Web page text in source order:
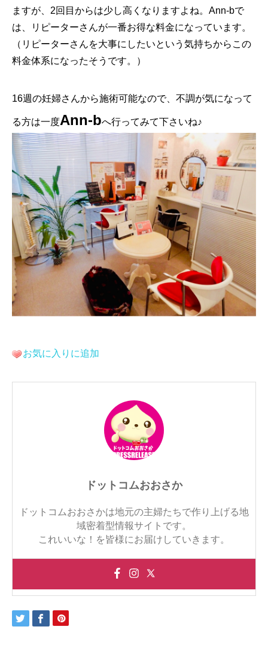
ますが、2回目からは少し高くなりますよね。Ann-bで
は、リピーターさんが一番お得な料金になっています。
（リピーターさんを大事にしたいという気持ちからこの
料金体系になったそうです。）
16週の妊婦さんから施術可能なので、不調が気になって
る方は一度Ann-bへ行ってみて下さいね♪
お気に入りに追加
ドットコムおおさか
ドットコムおおさかは地元の主婦たちで作り上げる地
域密着型情報サイトです。
これいいな！を皆様にお届けしていきます。